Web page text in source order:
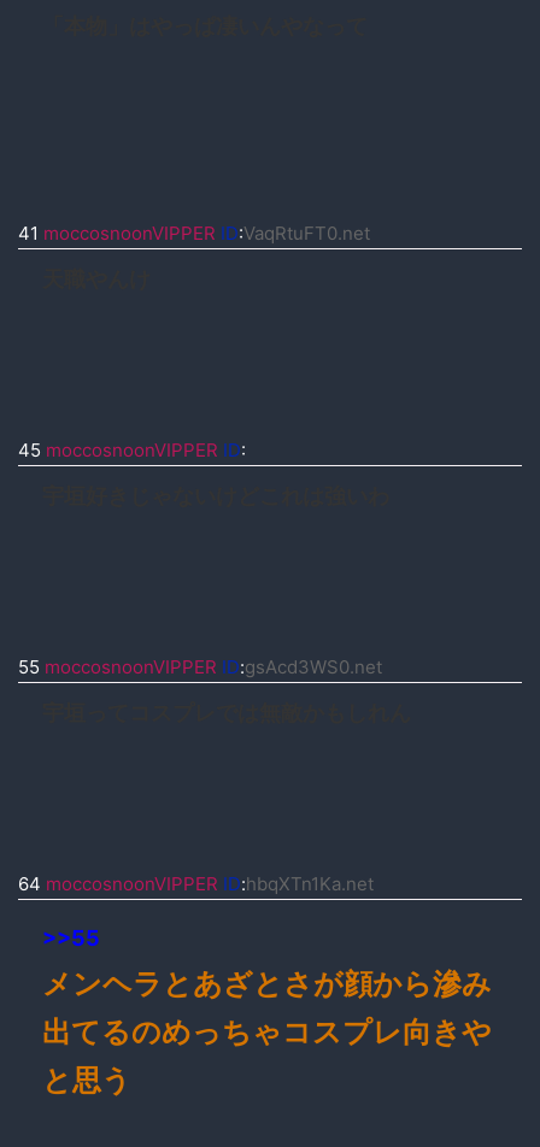
41 moccosnoonVIPPER ID:VaqRtuFT0.net
45 moccosnoonVIPPER ID:
55 moccosnoonVIPPER ID:gsAcd3WS0.net
64 moccosnoonVIPPER ID:hbqXTn1Ka.net
>>55
メンヘラとあざとさが顔から滲み
出てるのめっちゃコスプレ向きや
と思う